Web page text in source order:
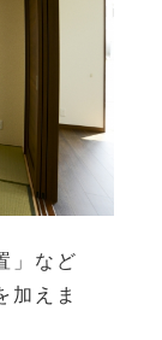
」など
加えま